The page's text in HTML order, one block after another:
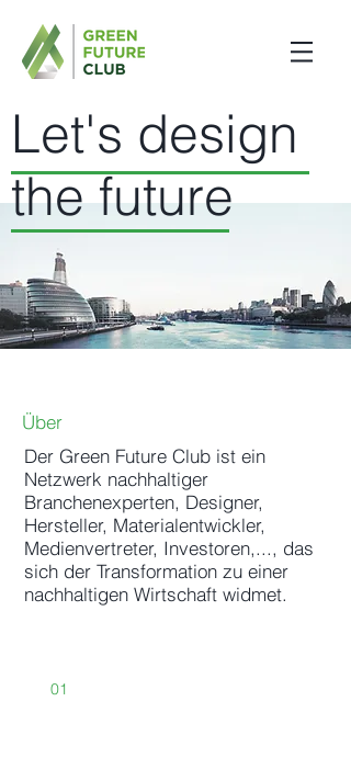
Let's design
the future
Über
Der Green Future Club ist ein
Netzwerk nachhaltiger
Branchenexperten, Designer,
Hersteller, Materialentwickler,
Medienvertreter, Investoren,..., das
sich der Transformation zu einer
nachhaltigen Wirtschaft widmet.
01